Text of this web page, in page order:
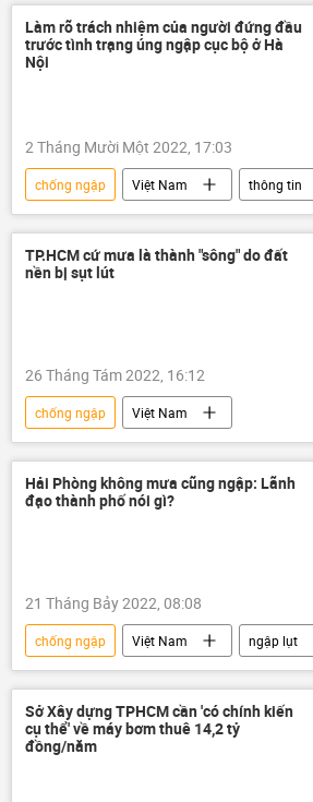
dự án
Lâm Đồng
Làm rõ trách nhiệm của người đứng đầu
trước tình trạng úng ngập cục bộ ở Hà
Nội
2 Tháng Mười Một 2022, 17:03
chống ngập Việt Nam
thông tin
Hà Nội
TP.HCM cứ mưa là thành "sông" do đất
nền bị sụt lút
26 Tháng Tám 2022, 16:12
chống ngập
Việt Nam
Thành phố Hồ Chí Minh
quy hoạch
Hải Phòng không mưa cũng ngập: Lãnh
đạo thành phố nói gì?
21 Tháng Bảy 2022, 08:08
chống ngập Việt Nam
ngập lụt
Hải Phòng
thông tin Xã hội
Sở Xây dựng TPHCM cần 'có chính kiến
cụ thể' về máy bơm thuê 14,2 tỷ
đồng/năm